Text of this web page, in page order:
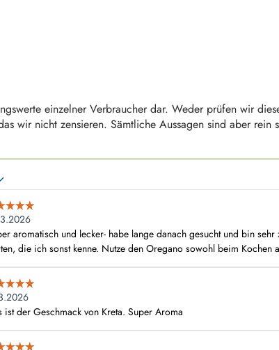
einzelner Verbraucher dar. Weder prüfen wir
wir nicht zensieren. Sämtliche Aussagen sind aber rein